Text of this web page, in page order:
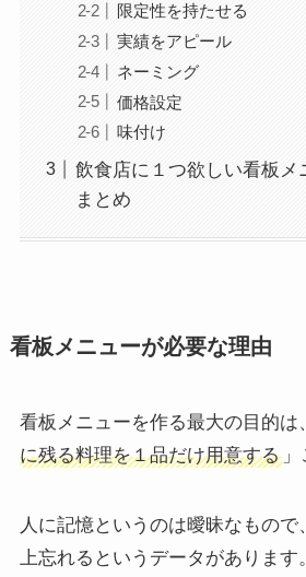
限定性を持たせる
実績をアピール
ネーミング
価格設定
味付け
飲食店に１つ欲しい看板メ
まとめ
看板メニューが必要な理由
看板メニューを作る最大の目的は
に残る料理を１品だけ用意する」
人に記憶というのは曖昧なもので
上忘れるというデータがあります。